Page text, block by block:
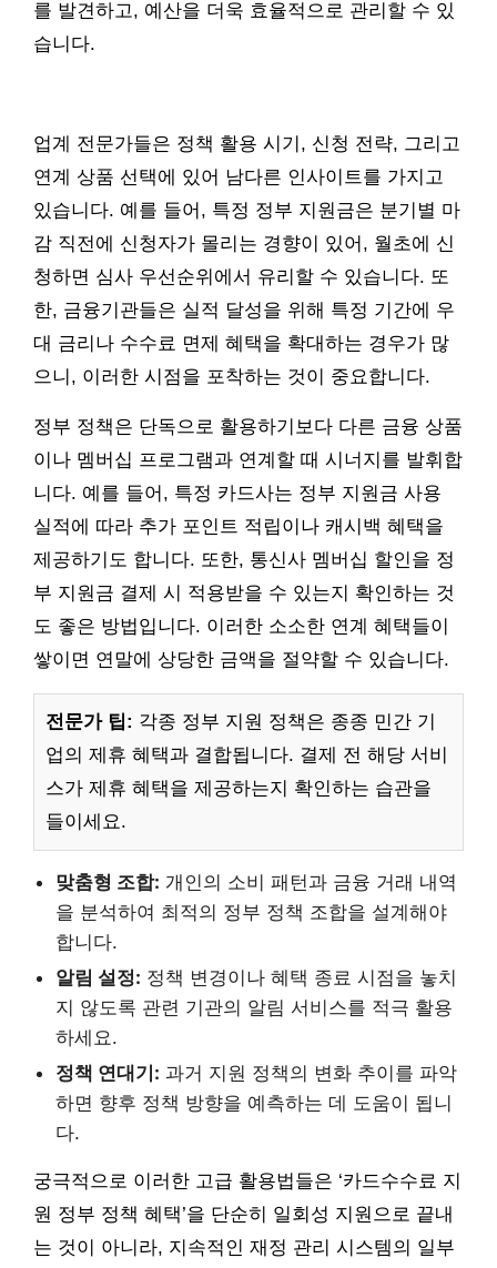
를 발견하고, 예산을 더욱 효율적으로 관리할 수 있
습니다.
업계 전문가들은 정책 활용 시기, 신청 전략, 그리고
연계 상품 선택에 있어 남다른 인사이트를 가지고
있습니다. 예를 들어, 특정 정부 지원금은 분기별 마
감 직전에 신청자가 몰리는 경향이 있어, 월초에 신
청하면 심사 우선순위에서 유리할 수 있습니다. 또
한, 금융기관들은 실적 달성을 위해 특정 기간에 우
대 금리나 수수료 면제 혜택을 확대하는 경우가 많
으니, 이러한 시점을 포착하는 것이 중요합니다.
정부 정책은 단독으로 활용하기보다 다른 금융 상품
이나 멤버십 프로그램과 연계할 때 시너지를 발휘합
니다. 예를 들어, 특정 카드사는 정부 지원금 사용
실적에 따라 추가 포인트 적립이나 캐시백 혜택을
제공하기도 합니다. 또한, 통신사 멤버십 할인을 정
부 지원금 결제 시 적용받을 수 있는지 확인하는 것
도 좋은 방법입니다. 이러한 소소한 연계 혜택들이
쌓이면 연말에 상당한 금액을 절약할 수 있습니다.
전문가 팁: 각종 정부 지원 정책은 종종 민간 기
업의 제휴 혜택과 결합됩니다. 결제 전 해당 서비
스가 제휴 혜택을 제공하는지 확인하는 습관을
들이세요.
맞춤형 조합: 개인의 소비 패턴과 금융 거래 내역
을 분석하여 최적의 정부 정책 조합을 설계해야
합니다.
알림 설정: 정책 변경이나 혜택 종료 시점을 놓치
지 않도록 관련 기관의 알림 서비스를 적극 활용
하세요.
정책 연대기: 과거 지원 정책의 변화 추이를 파악
하면 향후 정책 방향을 예측하는 데 도움이 됩니
다.
궁극적으로 이러한 고급 활용법들은 ‘카드수수료 지
원 정부 정책 혜택’을 단순히 일회성 지원으로 끝내
는 것이 아니라, 지속적인 재정 관리 시스템의 일부